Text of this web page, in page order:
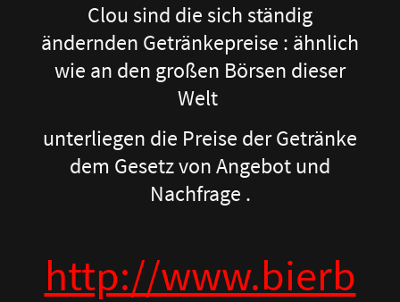
Clou sind die sich ständig
ändernden Getränkepreise : ähnlich
wie an den großen Börsen dieser
Welt
unterliegen die Preise der Getränke
dem Gesetz von Angebot und
Nachfrage .
http://www.bierb